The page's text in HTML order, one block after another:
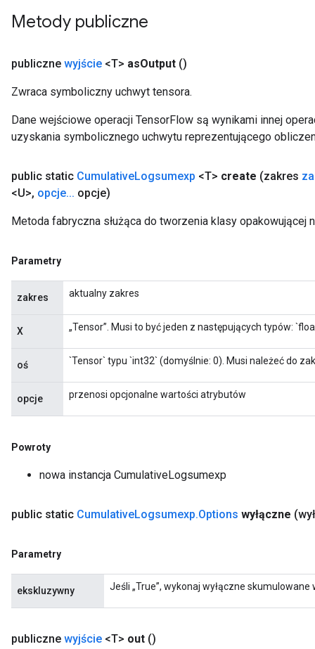
Metody publiczne
publiczne wyjście <T> asOutput ()
Zwraca symboliczny uchwyt tensora.
Dane wejściowe operacji TensorFlow są wynikami innej
uzyskania symbolicznego uchwytu reprezentującego
public static CumulativeLogsumexp <T> create (zakres
<U>, opcje... opcje)
Metoda fabryczna służąca do tworzenia klasy opakowującej
Parametry
zakres aktualny zakres
X „Tensor”. Musi to być jeden z następujących typów:
oś `Tensor` typu `int32` (domyślnie: 0). Musi należeć do
opcje przenosi opcjonalne wartości atrybutów
Powroty
nowa instancja CumulativeLogsumexp
public static CumulativeLogsumexp.Options wyłączne
Parametry
ekskluzywny Jeśli „True”, wykonaj wyłączne
publiczne wyjście <T> out ()